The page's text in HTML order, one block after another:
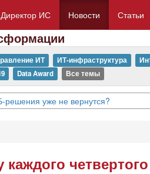
Директор ИС Новости Статьи
ИТ ИТ-инфраструктура
Data Award Все темы
уже не вернутся?
каждого